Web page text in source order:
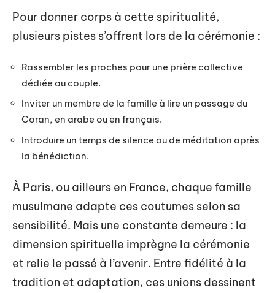
Pour donner corps à cette spiritualité,
plusieurs pistes s’offrent lors de la cérémonie :
Rassembler les proches pour une prière collective
dédiée au couple.
Inviter un membre de la famille à lire un passage du
Coran, en arabe ou en français.
Introduire un temps de silence ou de méditation après
la bénédiction.
À Paris, ou ailleurs en France, chaque famille
musulmane adapte ces coutumes selon sa
sensibilité. Mais une constante demeure : la
dimension spirituelle imprègne la cérémonie
et relie le passé à l’avenir. Entre fidélité à la
tradition et adaptation, ces unions dessinent